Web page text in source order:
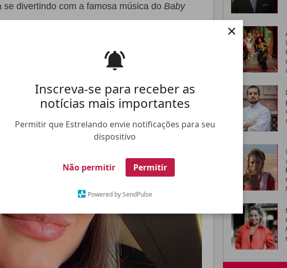
Inscreva-se para receber as
notícias mais importantes
Permitir que Estrelando envie notificações para seu
dispositivo
Não permitir Permitir
Powered by SendPulse
×
divertindo com a famosa música do Baby
FALE CONOSCO ANUNCIE NO ESTRELANDO TRABALHE NO ESTRELANDO